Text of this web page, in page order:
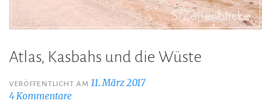
Atlas, Kasbahs und die Wüste
VERÖFFENTLICHT AM11. März 2017
4 Kommentare